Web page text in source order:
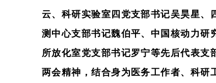
云、科研实验室四党支部书记吴昊星、
测中心支部书记魏伯平、中国核动力研
所放化室党支部书记罗宁等先后代表支
两会精神，结合身为医务工作者、科研